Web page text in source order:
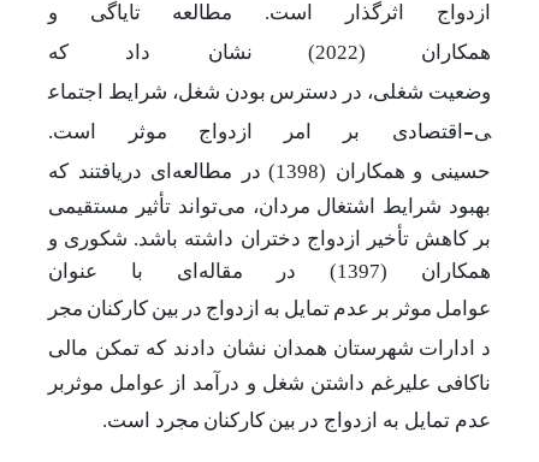
ازدواج اثرگذار است. مطالعه
تایاگی و
همکاران
(2022)
نشان داد که
وضعیت شغلی، در دسترس بودن شغل، شرایط اجتماع
ی- اقتصادی بر امر ازدواج
موثر است.
حسینی و همکاران (1398)
در مطالعه‌ای دریافتند که
بهبود شرایط اشتغال مردان، می‌تواند تأثیر مستقیمی
بر کاهش تأخیر ازدواج دختران داشته باشد. شکوری و
همکاران (1397) در مقاله‌‌ای با عنوان
عوامل موثر بر عدم تمایل به ازدواج در بین کارکنان مجر
د
ادارات شهرستان همدان نشان دادند که تمکن مالی
ناکافی علیرغم داشتن شغل و درآمد از عوامل موثربر
عدم تمایل به ازدواج در بین کارکنان مجرد است.